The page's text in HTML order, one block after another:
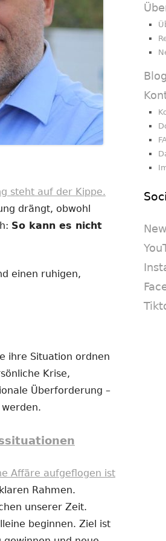
steht auf der Kippe.
drängt, obwohl
So kann es nicht
einen ruhigen,
ihre Situation ordnen
Krise,
Überforderung –
Affäre aufgeflogen ist
Rahmen.
unserer Zeit.
beginnen. Ziel ist
Blog